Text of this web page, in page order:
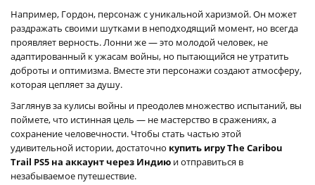
Например, Гордон, персонаж с уникальной харизмой. Он может
раздражать своими шутками в неподходящий момент, но всегда
проявляет верность. Лонни же — это молодой человек, не
адаптированный к ужасам войны, но пытающийся не утратить
доброты и оптимизма. Вместе эти персонажи создают атмосферу,
которая цепляет за душу.
Заглянув за кулисы войны и преодолев множество испытаний, вы
поймете, что истинная цель — не мастерство в сражениях, а
сохранение человечности. Чтобы стать частью этой
удивительной истории, достаточно купить игру The Caribou
Trail PS5 на аккаунт через Индию и отправиться в
незабываемое путешествие.